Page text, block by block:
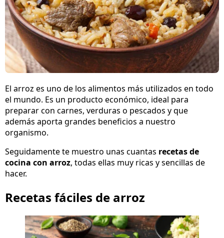
El arroz es uno de los alimentos más utilizados en todo
el mundo. Es un producto económico, ideal para
preparar con carnes, verduras o pescados y que
además aporta grandes beneficios a nuestro
organismo.
Seguidamente te muestro unas cuantas recetas de
cocina con arroz, todas ellas muy ricas y sencillas de
hacer.
Recetas fáciles de arroz